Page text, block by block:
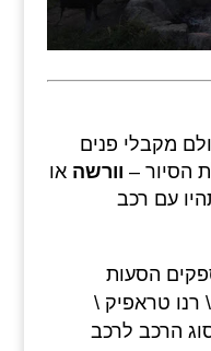
מקבלי פנים
הסיור – וורשה או
עם רכב
מספקים הסעות
רנו טראפיק \
הרכב לרכב